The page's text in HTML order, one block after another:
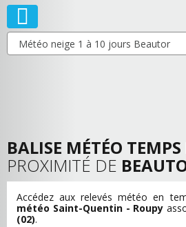
BALISE MÉTÉO TEMPS
PROXIMITÉ DE
Accédez aux relevés météo en
météo Saint-Quentin - Roupy
(02).